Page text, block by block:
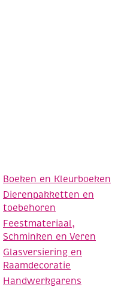
Boeken en Kleurboeken
Dierenpakketten en
toebehoren
Feestmateriaal,
Schminken en Veren
Glasversiering en
Raamdecoratie
Handwerkgarens